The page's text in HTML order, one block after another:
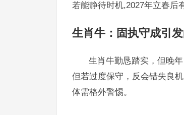
若能静待时机,2027年立春后
生肖牛：固执守成引
生肖牛勤恳踏实，但晚
但若过度保守，反会错失良
体需格外警惕。